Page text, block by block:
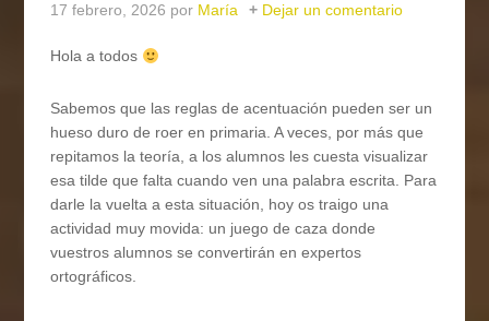
17 febrero, 2026 por María Dejar un comentario
Hola a todos
Sabemos que las reglas de acentuación pueden ser un
hueso duro de roer en primaria. A veces, por más que
repitamos la teoría, a los alumnos les cuesta visualizar
esa tilde que falta cuando ven una palabra escrita. Para
darle la vuelta a esta situación, hoy os traigo una
actividad muy movida: un juego de caza donde
vuestros alumnos se convertirán en expertos
ortográficos.